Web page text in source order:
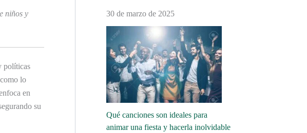
niños y
políticas
lo
en
su
30 de marzo de 2025
Qué canciones son ideales para
animar una fiesta y hacerla inolvidable